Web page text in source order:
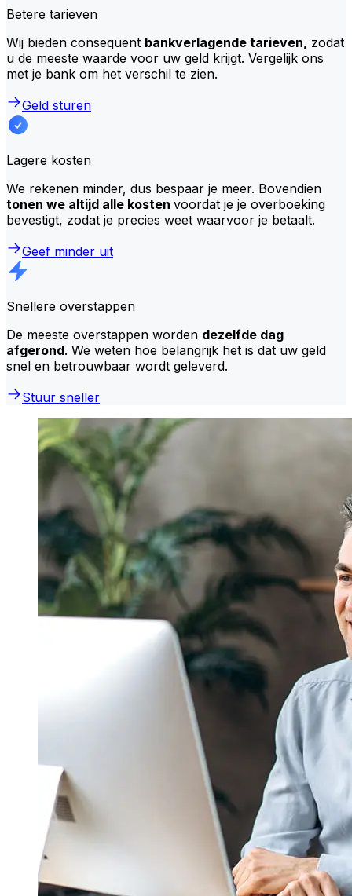
Betere tarieven
Wij bieden consequent bankverlagende tarieven, zodat
u de meeste waarde voor uw geld krijgt. Vergelijk ons
met je bank om het verschil te zien.
Geld sturen
Lagere kosten
We rekenen minder, dus bespaar je meer. Bovendien
tonen we altijd alle kosten voordat je je overboeking
bevestigt, zodat je precies weet waarvoor je betaalt.
Geef minder uit
Snellere overstappen
De meeste overstappen worden dezelfde dag
afgerond. We weten hoe belangrijk het is dat uw geld
snel en betrouwbaar wordt geleverd.
Stuur sneller